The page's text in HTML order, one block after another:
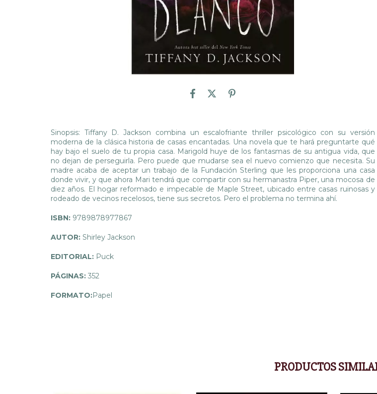
Sinopsis: Tiffany D. Jackson combina un escalofriante thriller psicológico con su versión
moderna de la clásica historia de casas encantadas. Una novela que te hará preguntarte qué
hay bajo el suelo de tu propia casa. Marigold huye de los fantasmas de su antigua vida, que
no dejan de perseguirla. Pero puede que mudarse sea el nuevo comienzo que necesita. Su
madre acaba de aceptar un trabajo de la Fundación Sterling que les proporciona una casa
donde vivir, y que ahora Mari tendrá que compartir con su hermanastra Piper, una mocosa de
diez años. El hogar reformado e impecable de Maple Street, ubicado entre casas ruinosas y
rodeado de vecinos recelosos, tiene sus secretos. Pero el problema no termina ahí.
ISBN: 9789878977867
AUTOR: Shirley Jackson
EDITORIAL: Puck
PÁGINAS: 352
FORMATO:Papel
PRODUCTOS